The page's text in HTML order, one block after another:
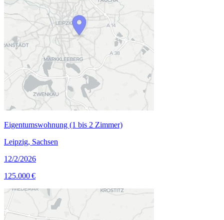
Eigentumswohnung (1 bis 2 Zimmer)
Leipzig, Sachsen
12/2/2026
125.000 €